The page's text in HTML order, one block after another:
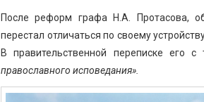
После реформ графа Н.А. Протасова,
перестал отличаться по своему
В правительственной переписке его
православного исповедания».